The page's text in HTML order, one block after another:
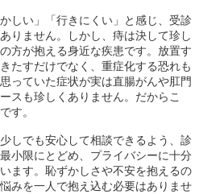
しい」「行きにくい」と感じ、受診
りません。しかし、痔は決して珍し
方が抱える身近な疾患です。放置す
たすだけでなく、重症化する恐れも
っていた症状が実は直腸がんや肛門
スも珍しくありません。だからこ
す。
しでも安心して相談できるよう、診
小限にとどめ、プライバシーに十分
ます。恥ずかしさや不安を抱えるの
みを一人で抱え込む必要はありませ